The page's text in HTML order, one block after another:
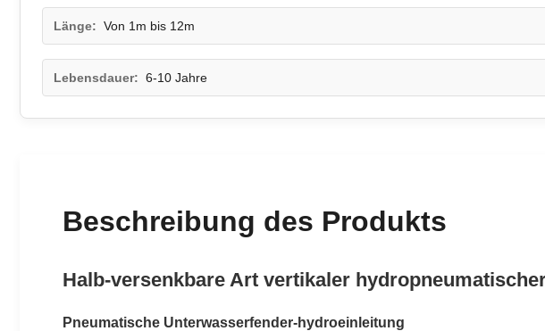
Länge: Von 1m bis 12m
Lebensdauer: 6-10 Jahre
Beschreibung des Produkts
Halb-versenkbare Art vertikaler
Pneumatische Unterwasserfender-hydroeinleitung